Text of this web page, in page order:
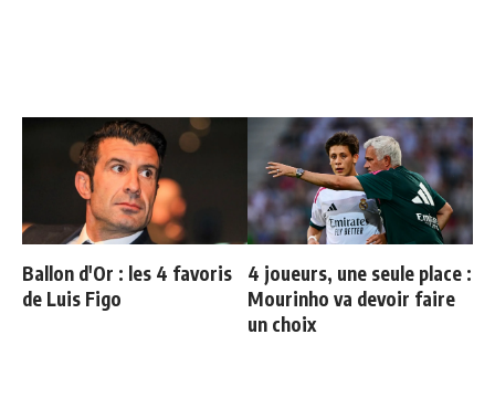
Ballon d'Or : les 4 favoris
de Luis Figo
4 joueurs, une seule place :
Mourinho va devoir faire
un choix